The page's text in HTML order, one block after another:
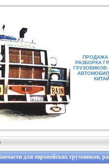
ПРОДАЖА
РАЗБОРКА
для европейских грузовиков,